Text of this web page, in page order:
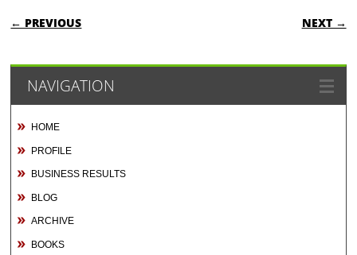
POST NAVIGATION
← PREVIOUS NEXT →
NAVIGATION
HOME
PROFILE
BUSINESS RESULTS
BLOG
ARCHIVE
BOOKS